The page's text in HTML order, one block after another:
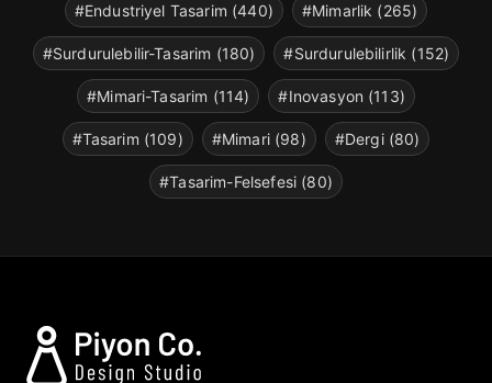
#Endustriyel Tasarim (440) #Mimarlik (265)
#Surdurulebilir-Tasarim (180) #Surdurulebilirlik (152)
#Mimari-Tasarim (114) #Inovasyon (113)
#Tasarim (109) #Mimari (98) #Dergi (80)
#Tasarim-Felsefesi (80)